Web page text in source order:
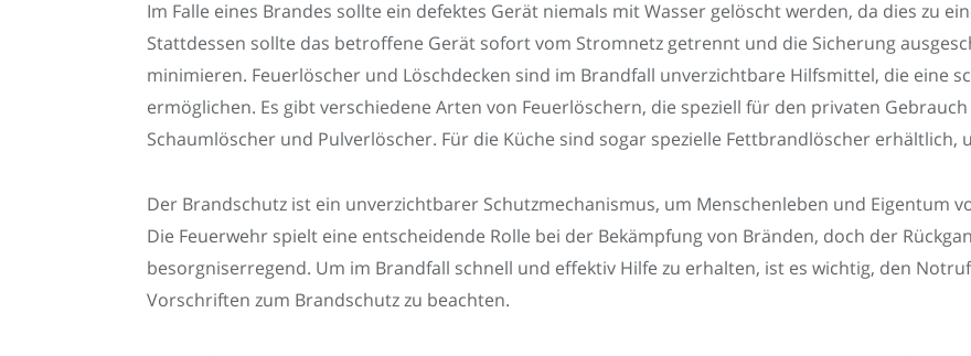
Im Falle eines Brandes sollte ein defektes Gerät niemals mit Wasser gelöscht werden, da dies zu
Stattdessen sollte das betroffene Gerät sofort vom Stromnetz getrennt und die Sicherung
minimieren. Feuerlöscher und Löschdecken sind im Brandfall unverzichtbare Hilfsmittel, die eine
ermöglichen. Es gibt verschiedene Arten von Feuerlöschern, die speziell für den privaten
Schaumlöscher und Pulverlöscher. Für die Küche sind sogar spezielle Fettbrandlöscher erhältlich,
Der Brandschutz ist ein unverzichtbarer Schutzmechanismus, um Menschenleben und Eigentum
Die Feuerwehr spielt eine entscheidende Rolle bei der Bekämpfung von Bränden, doch der
besorgniserregend. Um im Brandfall schnell und effektiv Hilfe zu erhalten, ist es wichtig, den
Vorschriften zum Brandschutz zu beachten.